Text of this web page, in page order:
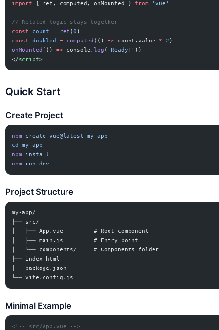
import
{ ref, computed, onMounted } from 'vue'
// Related logic stays together
const
count = ref (0 )
const
doubled = computed (() => count.value * 2 )
onMounted (() => console. log ( 'Ready!' ))
</script>
Quick Start
Create Project
npm create vue@latest
my-app
cd
my-app
npm
install
npm
run dev
Project Structure
my-app/
├── src/
│   ├── App.vue         # Root component
│   ├── main.js         # Entry point
│   └── components/     # Components folder
├── index.html
├── package.json
└── vite.config.js
Minimal Example
<!-- src/App.vue -->